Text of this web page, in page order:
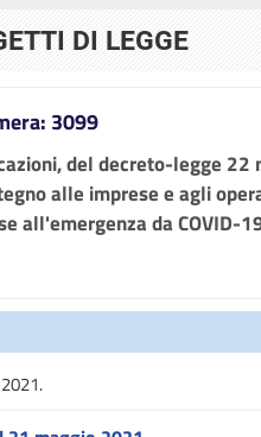
DI LEGGE
3099
del decreto-legge 22
alle imprese e agli
all'emergenza da COVID-